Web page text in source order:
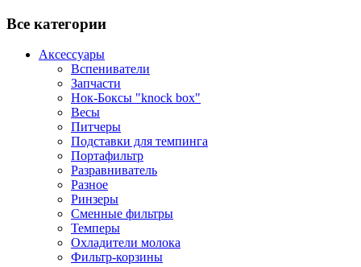
Все категории
Аксессуары
Вспениватели
Запчасти
Нок-Боксы "knock box"
Весы
Питчеры
Подставки для темпинга
Портафильтр
Разравниватель
Разное
Ринзеры
Сменные фильтры
Темперы
Охладители молока
Фильтр-корзины